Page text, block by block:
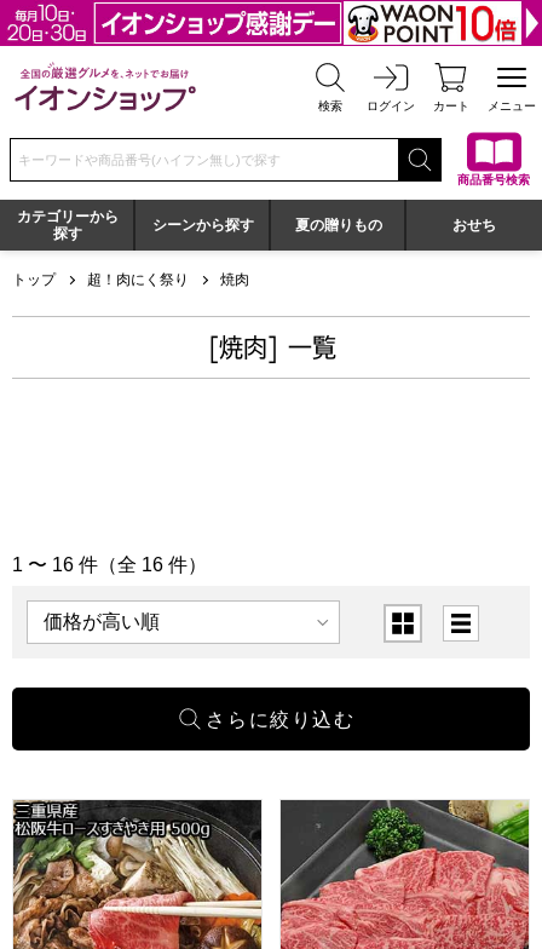
全国の厳選グルメを、ネットでお届け イオンショップ
検索 ログイン カート メニュー
検索キーワードまたは商品番号を入力してください
商品番号検索
カテゴリーから
探す
シーンから探す 夏の贈りもの おせち
トップ 超！肉にく祭り 焼肉
[焼肉] 一覧
「焼肉」の商品一覧
1 〜 16 件（全 16 件）
表示順 表示切替
三重県産 松阪牛ロースすきやき用 500g【おいしいお取り寄
【米沢牛黄木】米沢牛肩ロ